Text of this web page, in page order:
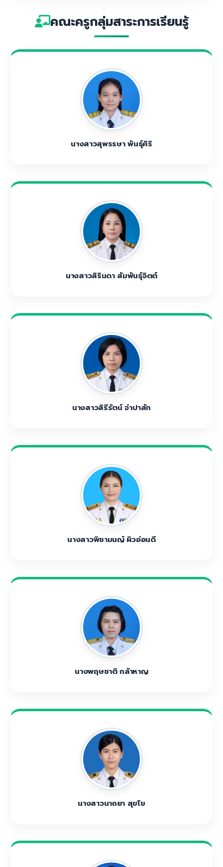
คณะครูกลุ่มสาระการเรียนรู้
นางสาวสุพรรษา พันธุ์ศิริ
นางสาวสิรินดา สัมพันธุ์จิตต์
นางสาวสิรีรัตน์ จำปาสัก
นางสาวพิชามนญ์ ผิวอ่อนดี
นางพฤษชาติ กล้าหาญ
นางสาวนาถยา สุขโข